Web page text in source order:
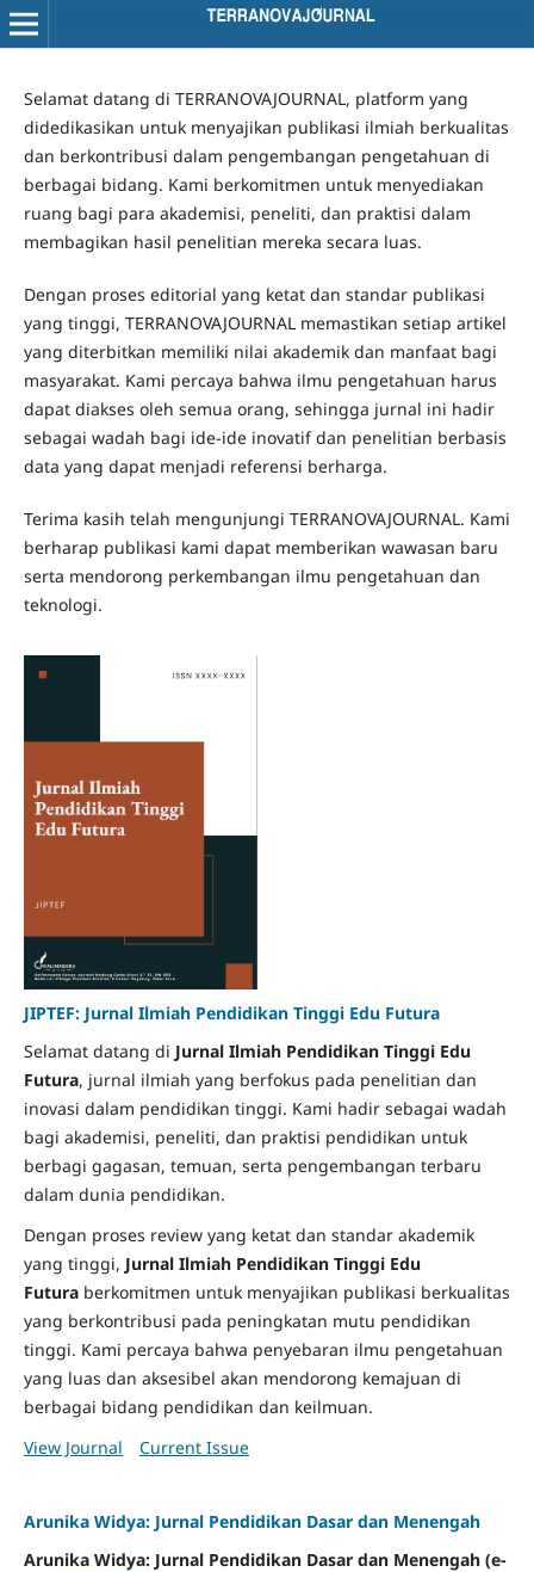
Selamat datang di TERRANOVAJOURNAL, platform yang
didedikasikan untuk menyajikan publikasi ilmiah berkualitas
dan berkontribusi dalam pengembangan pengetahuan di
berbagai bidang. Kami berkomitmen untuk menyediakan
ruang bagi para akademisi, peneliti, dan praktisi dalam
membagikan hasil penelitian mereka secara luas.
Dengan proses editorial yang ketat dan standar publikasi
yang tinggi, TERRANOVAJOURNAL memastikan setiap artikel
yang diterbitkan memiliki nilai akademik dan manfaat bagi
masyarakat. Kami percaya bahwa ilmu pengetahuan harus
dapat diakses oleh semua orang, sehingga jurnal ini hadir
sebagai wadah bagi ide-ide inovatif dan penelitian berbasis
data yang dapat menjadi referensi berharga.
Terima kasih telah mengunjungi TERRANOVAJOURNAL. Kami
berharap publikasi kami dapat memberikan wawasan baru
serta mendorong perkembangan ilmu pengetahuan dan
teknologi.
JIPTEF: Jurnal Ilmiah Pendidikan Tinggi Edu Futura
Selamat datang di Jurnal Ilmiah Pendidikan Tinggi Edu
Futura, jurnal ilmiah yang berfokus pada penelitian dan
inovasi dalam pendidikan tinggi. Kami hadir sebagai wadah
bagi akademisi, peneliti, dan praktisi pendidikan untuk
berbagi gagasan, temuan, serta pengembangan terbaru
dalam dunia pendidikan.
Dengan proses review yang ketat dan standar akademik
yang tinggi, Jurnal Ilmiah Pendidikan Tinggi Edu
Futuraberkomitmen untuk menyajikan publikasi berkualitas
yang berkontribusi pada peningkatan mutu pendidikan
tinggi. Kami percaya bahwa penyebaran ilmu pengetahuan
yang luas dan aksesibel akan mendorong kemajuan di
berbagai bidang pendidikan dan keilmuan.
View Journal
Current Issue
Arunika Widya: Jurnal Pendidikan Dasar dan Menengah
Arunika Widya: Jurnal Pendidikan Dasar dan Menengah (e-